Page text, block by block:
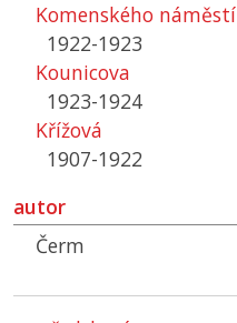
Komenského náměstí
1922-1923
Kounicova
1923-1924
Křížová
1907-1922
autor
Čerm